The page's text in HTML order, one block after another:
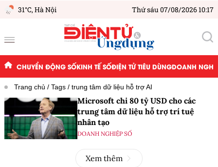
31°C,Hà Nội Thứ sáu 07/08/2026 10:17
CHUYỂN ĐỘNG SỐKINH TẾ SỐĐIỆN TỬ TIÊU DÙNGDOANH
Trang chủ Tags trung tâm dữ liệu hỗ trợ AI
Microsoft chi 80 tỷ USD cho các
trung tâm dữ liệu hỗ trợ trí tuệ
nhân tạo
DOANH NGHIỆP SỐ
Xem thêm